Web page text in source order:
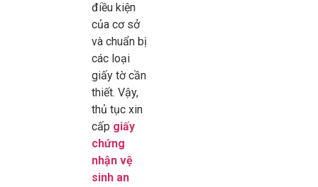
điều kiện
của cơ sở
và chuẩn bị
các loại
giấy tờ cần
thiết. Vậy,
thủ tục xin
cấp giấy
chứng
nhận vệ
sinh an